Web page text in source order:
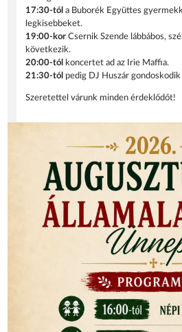
17:30-tól a Buborék Együttes
legkisebbeket.
19:00-korCsernik Szende lábbábos,
következik.
20:00-tól
koncertet ad az Irie Maffia.
21:30-tól pedig DJ Huszár
Szeretettel várunk minden érdeklődőt!